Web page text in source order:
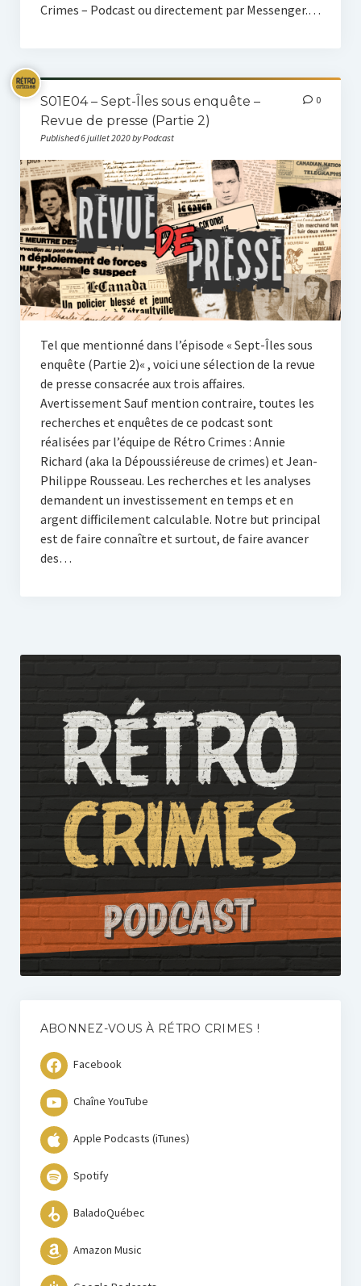
Crimes – Podcast ou directement par Messenger.…
S01E04 – Sept-Îles sous enquête –
Revue de presse (Partie 2)
Published 6 juillet 2020 by Podcast
0
Tel que mentionné dans l’épisode « Sept-Îles sous
enquête (Partie 2)« , voici une sélection de la revue
de presse consacrée aux trois affaires.
Avertissement Sauf mention contraire, toutes les
recherches et enquêtes de ce podcast sont
réalisées par l’équipe de Rétro Crimes : Annie
Richard (aka la Dépoussiéreuse de crimes) et Jean-
Philippe Rousseau. Les recherches et les analyses
demandent un investissement en temps et en
argent difficilement calculable. Notre but principal
est de faire connaître et surtout, de faire avancer
des…
ABONNEZ-VOUS À RÉTRO CRIMES !
Facebook
Chaîne YouTube
Apple Podcasts (iTunes)
Spotify
BaladoQuébec
Amazon Music